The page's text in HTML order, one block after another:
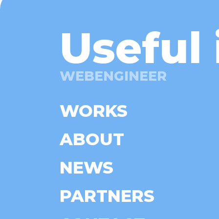
Useful
WEBENGINEER
WORKS
ABOUT
NEWS
PARTNERS